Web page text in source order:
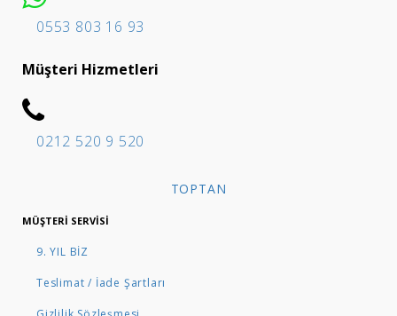
0553 803 16 93
Müşteri Hizmetleri
0212 520 9 520
TOPTAN
MÜŞTERI SERVISI
9. YIL BİZ
Teslimat / İade Şartları